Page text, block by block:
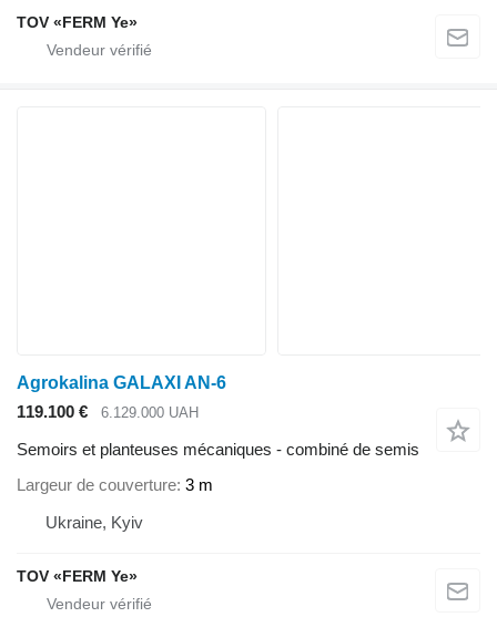
TOV «FERM Ye»
Agrokalina GALAXI AN-6
119.100 €
6.129.000 UAH
Semoirs et planteuses mécaniques - combiné de semis
Largeur de couverture 3 m
Ukraine, Kyiv
TOV «FERM Ye»